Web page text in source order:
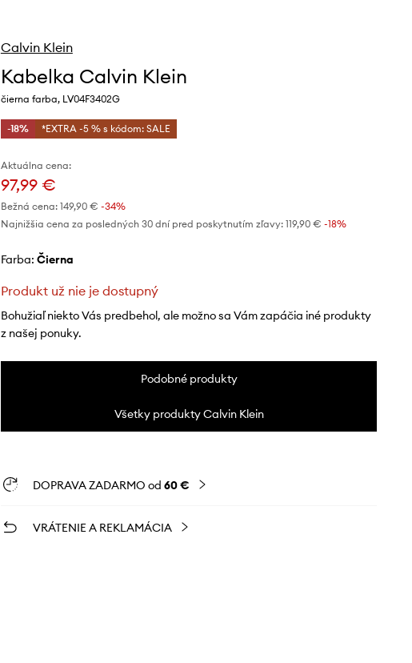
Calvin Klein
Kabelka Calvin Klein
čierna farba, LV04F3402G
-18% *EXTRA -5 % s kódom: SALE
Aktuálna cena:
97,99 €
Bežná cena: 149,90 € -34%
Najnižšia cena za posledných 30 dní pred poskytnutím zľavy: 119,90 € -18%
Farba: čierna
Produkt už nie je dostupný
Bohužiaľ niekto Vás predbehol, ale možno sa Vám zapáčia iné produkty
z našej ponuky.
Podobné produkty
Všetky produkty Calvin Klein
DOPRAVA ZADARMO od 60 €
VRÁTENIE A REKLAMÁCIA